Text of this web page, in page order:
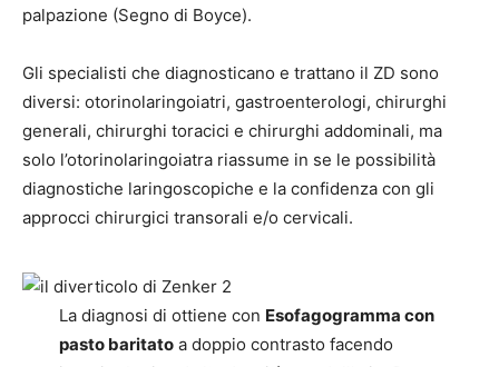
palpazione (Segno di Boyce).
Gli specialisti che diagnosticano e trattano il ZD sono
diversi: otorinolaringoiatri, gastroenterologi, chirurghi
generali, chirurghi toracici e chirurghi addominali, ma
solo l’otorinolaringoiatra riassume in se le possibilità
diagnostiche laringoscopiche e la confidenza con gli
approcci chirurgici transorali e/o cervicali.
La diagnosi di ottiene con Esofagogramma con
pasto baritatoa doppio contrasto facendo